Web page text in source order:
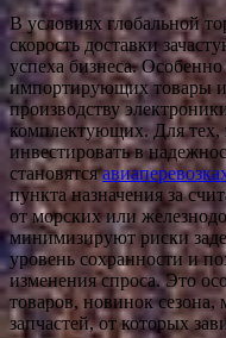
В условиях глобальной
скорость доставки
успеха бизнеса.
импортирующих товары
производству
комплектующих. Для тех,
инвестировать в
становятся
пункта назначения за
от морских или
минимизируют риски
уровень сохранности и
изменения спроса. Это
товаров, новинок
запчастей, от которых